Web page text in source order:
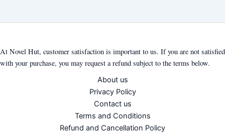
At Novel Hut, customer satisfaction is important to us. If you are not satisfied
with your purchase, you may request a refund subject to the terms below.
About us
Privacy Policy
Contact us
Terms and Conditions
Refund and Cancellation Policy